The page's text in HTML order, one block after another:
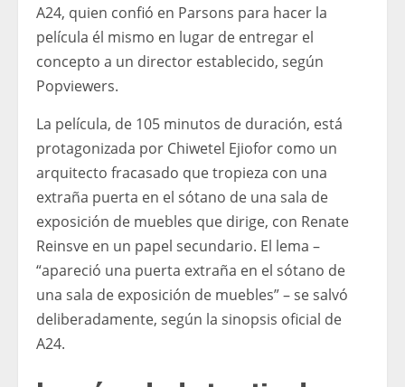
A24, quien confió en Parsons para hacer la
película él mismo en lugar de entregar el
concepto a un director establecido, según
Popviewers.
La película, de 105 minutos de duración, está
protagonizada por Chiwetel Ejiofor como un
arquitecto fracasado que tropieza con una
extraña puerta en el sótano de una sala de
exposición de muebles que dirige, con Renate
Reinsve en un papel secundario. El lema –
“apareció una puerta extraña en el sótano de
una sala de exposición de muebles” – se salvó
deliberadamente, según la sinopsis oficial de
A24.